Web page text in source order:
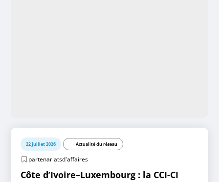
22 juillet 2026 Actualité du réseau
partenariatsd'affaires
Côte d’Ivoire–Luxembourg : la CCI-CI